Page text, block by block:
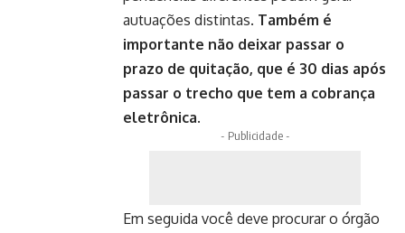
autuações distintas. Também é
importante não deixar passar o
prazo de quitação, que é 30 dias após
passar o trecho que tem a cobrança
eletrônica.
- Publicidade -
Em seguida você deve procurar o órgão